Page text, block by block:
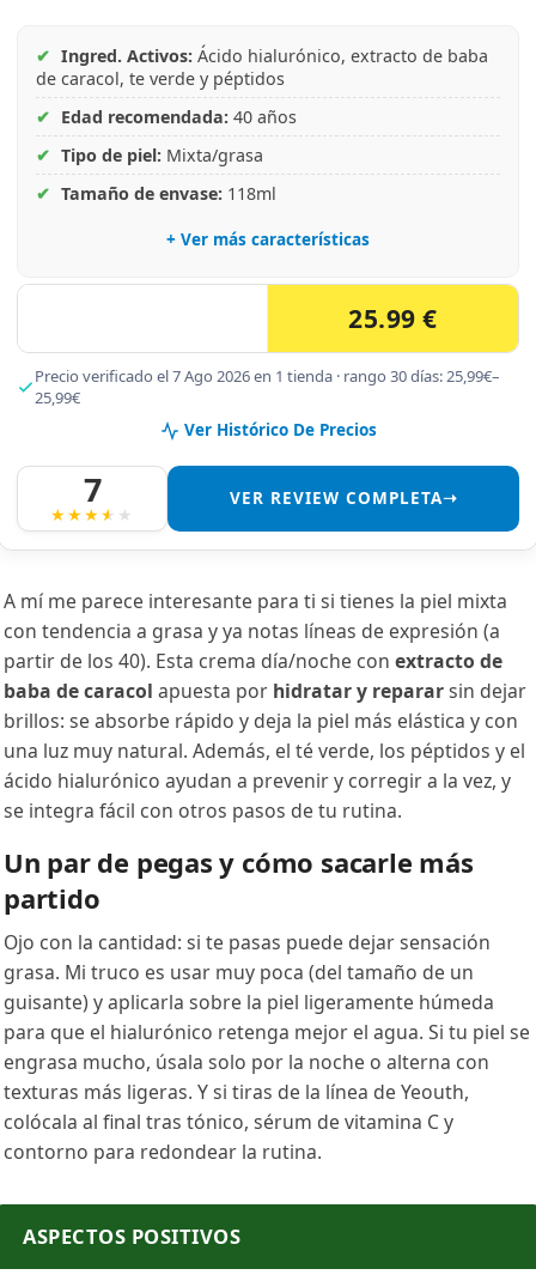
✔ Ingred. Activos: Ácido hialurónico, extracto de baba
de caracol, te verde y péptidos
✔ Edad recomendada: 40 años
✔ Tipo de piel: Mixta/grasa
✔ Tamaño de envase: 118ml
+ Ver más características
25.99 €
Precio verificado el 7 Ago 2026 en 1 tienda · rango 30 días: 25,99€–
25,99€
Ver Histórico De Precios
7 VER REVIEW COMPLETA➝
A mí me parece interesante para ti si tienes la piel mixta
con tendencia a grasa y ya notas líneas de expresión (a
partir de los 40). Esta crema día/noche con extracto de
baba de caracol apuesta por hidratar y repararsin dejar
brillos: se absorbe rápido y deja la piel más elástica y con
una luz muy natural. Además, el té verde, los péptidos y el
ácido hialurónico ayudan a prevenir y corregir a la vez, y
se integra fácil con otros pasos de tu rutina.
Un par de pegas y cómo sacarle más
partido
Ojo con la cantidad: si te pasas puede dejar sensación
grasa. Mi truco es usar muy poca (del tamaño de un
guisante) y aplicarla sobre la piel ligeramente húmeda
para que el hialurónico retenga mejor el agua. Si tu piel se
engrasa mucho, úsala solo por la noche o alterna con
texturas más ligeras. Y si tiras de la línea de Yeouth,
colócala al final tras tónico, sérum de vitamina C y
contorno para redondear la rutina.
ASPECTOS POSITIVOS